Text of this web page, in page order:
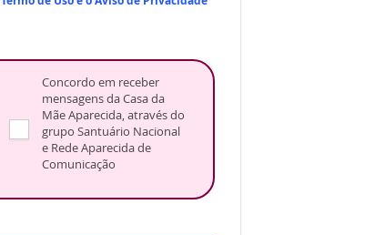
Concordo em receber
mensagens da Casa da
Mãe Aparecida, através do
grupo Santuário Nacional
e Rede Aparecida de
Comunicação